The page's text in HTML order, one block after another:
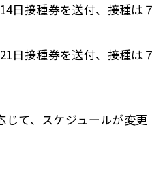
日接種券を送付、接種は７
日接種券を送付、接種は７
て、スケジュールが変更